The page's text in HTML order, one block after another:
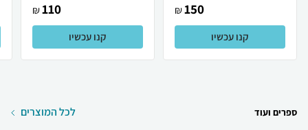
150
₪
קנו עכשיו
110
₪
קנו עכשיו
ספרים ועוד לכל המוצרים